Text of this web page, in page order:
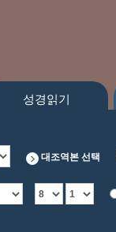
성경읽기
대조역본 선택